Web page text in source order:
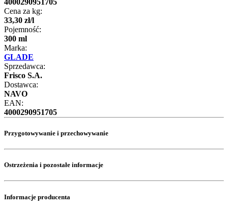
Cena za kg:
33,30 zł/l
Pojemność:
300 ml
Marka:
GLADE
Sprzedawca:
Frisco S.A.
Dostawca:
NAVO
EAN:
4000290951705
Przygotowywanie i przechowywanie
Ostrzeżenia i pozostałe informacje
Informacje producenta